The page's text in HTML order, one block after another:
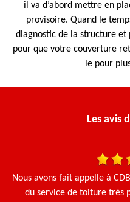
il va d’abord mettre en
provisoire. Quand le
diagnostic de la structure
pour que votre couverture
le pour
Les avis
Nous avons fait appelle à
du service de toiture très